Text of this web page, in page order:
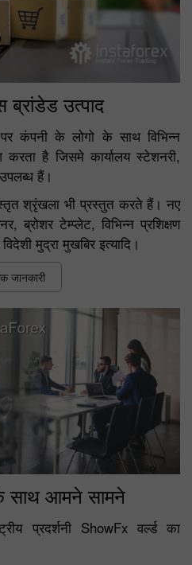
ब्रांडेड उत्पाद
पर कंपनी के लोगो के साथ विभिन्न
है जिसमे कार्यालय स्टेशनरी,
हैं।
श्रृंखला भी प्रस्तुत करते हैं। नए
ब्रोशर टेम्प्लेट, विभिन्न प्रशिक्षण
मुद्रा मुखबिर इत्यादि।
जानकारी
साथ आमने सामने
प्रदर्शनी ShowFx वर्ल्ड का